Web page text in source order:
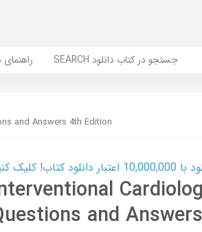
راهنمای SEARCH جستجو در کتاب دانلود
and Answers 4th Edition
کلیک کنید
and